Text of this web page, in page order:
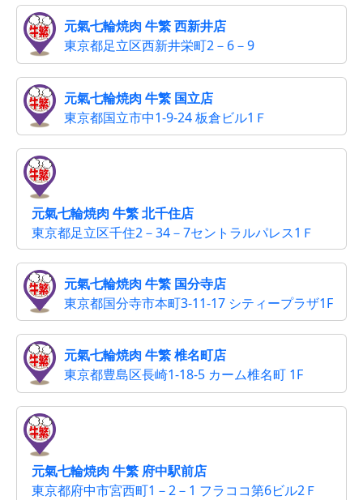
元氣七輪焼肉 牛繁 西新井店
東京都足立区西新井栄町2－6－9
元氣七輪焼肉 牛繁 国立店
東京都国立市中1-9-24 板倉ビル1Ｆ
元氣七輪焼肉 牛繁 北千住店
東京都足立区千住2－34－7セントラルパレス1Ｆ
元氣七輪焼肉 牛繁 国分寺店
東京都国分寺市本町3-11-17 シティープラザ1F
元氣七輪焼肉 牛繁 椎名町店
東京都豊島区長崎1-18-5 カーム椎名町 1F
元氣七輪焼肉 牛繁 府中駅前店
東京都府中市宮西町1－2－1 フラココ第6ビル2Ｆ